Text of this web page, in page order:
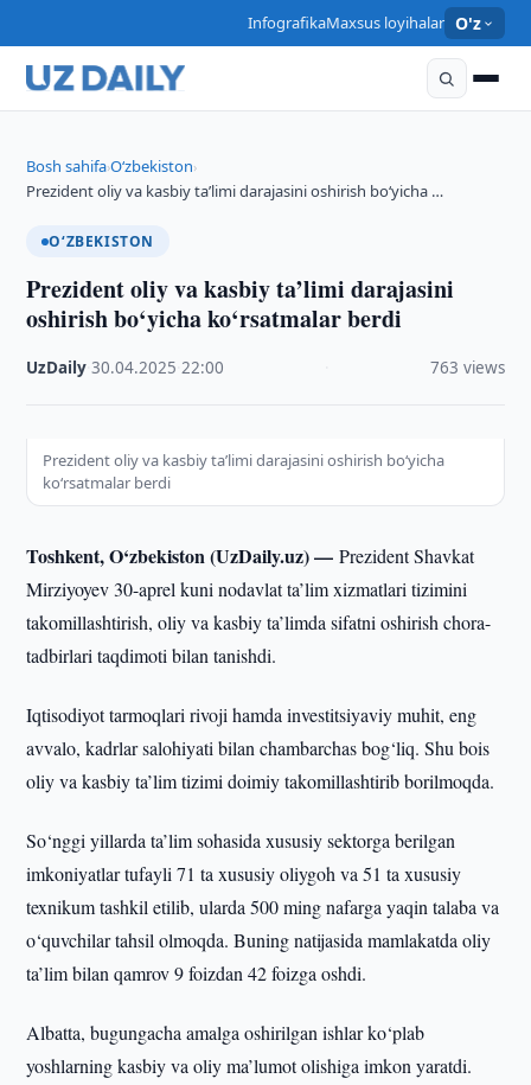
InfografikaMaxsus loyihalar O'z
Bosh sahifa›O‘zbekiston›
Prezident oliy va kasbiy ta’limi darajasini oshirish bo‘yicha …
O‘ZBEKISTON
Prezident oliy va kasbiy ta’limi darajasini
oshirish bo‘yicha ko‘rsatmalar berdi
UzDaily ·30.04.2025 ·22:00 763 views
Prezident oliy va kasbiy ta’limi darajasini oshirish bo‘yicha
ko‘rsatmalar berdi
Toshkent, O‘zbekiston (UzDaily.uz) —Prezident Shavkat
Mirziyoyev 30-aprel kuni nodavlat ta’lim xizmatlari tizimini
takomillashtirish, oliy va kasbiy ta’limda sifatni oshirish chora-
tadbirlari taqdimoti bilan tanishdi.
Iqtisodiyot tarmoqlari rivoji hamda investitsiyaviy muhit, eng
avvalo, kadrlar salohiyati bilan chambarchas bog‘liq. Shu bois
oliy va kasbiy ta’lim tizimi doimiy takomillashtirib borilmoqda.
So‘nggi yillarda ta’lim sohasida xususiy sektorga berilgan
imkoniyatlar tufayli 71 ta xususiy oliygoh va 51 ta xususiy
texnikum tashkil etilib, ularda 500 ming nafarga yaqin talaba va
o‘quvchilar tahsil olmoqda. Buning natijasida mamlakatda oliy
ta’lim bilan qamrov 9 foizdan 42 foizga oshdi.
Albatta, bugungacha amalga oshirilgan ishlar ko‘plab
yoshlarning kasbiy va oliy ma’lumot olishiga imkon yaratdi.